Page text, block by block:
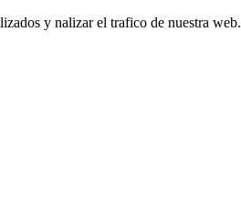
y nalizar el trafico de nuestra web.